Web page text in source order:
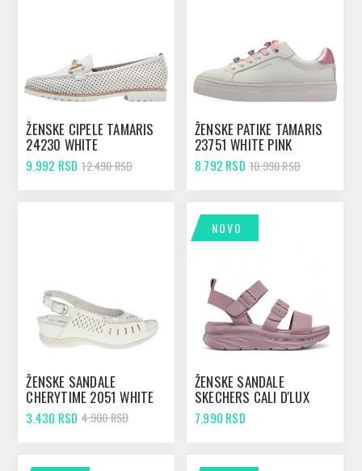
ŽENSKE CIPELE TAMARIS
24230 WHITE
9.992 RSD 12.490 RSD
ŽENSKE PATIKE TAMARIS
23751 WHITE PINK
8.792 RSD 10.990 RSD
ŽENSKE SANDALE
CHERYTIME 2051 WHITE
3.430 RSD 4.900 RSD
NOVO
ŽENSKE SANDALE
SKECHERS CALI D'LUX
WALKER - RETRO
COSMOS MAUVE
7.990 RSD